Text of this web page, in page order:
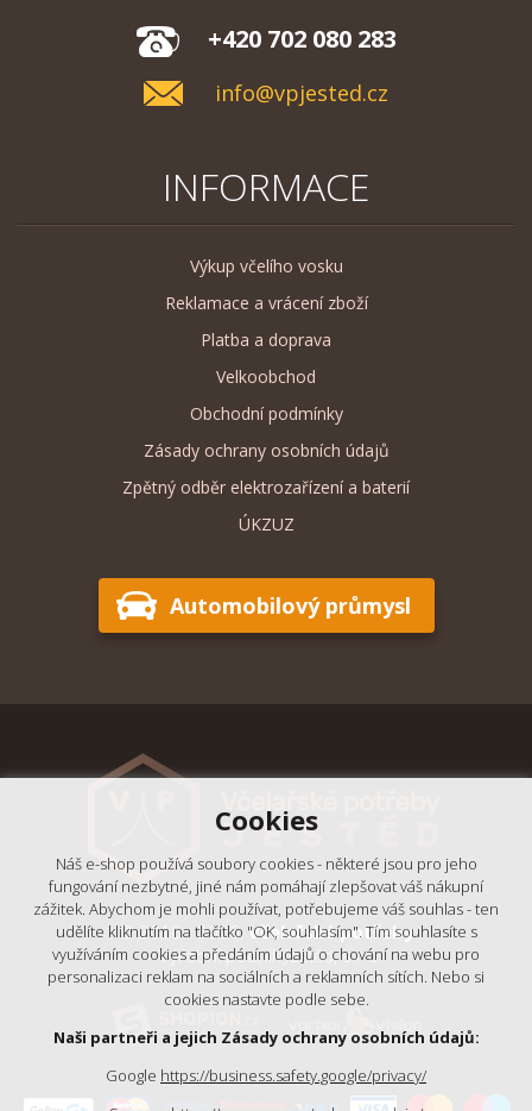
+420 702 080 283
info@vpjested.cz
INFORMACE
Výkup včelího vosku
Reklamace a vrácení zboží
Platba a doprava
Velkoobchod
Obchodní podmínky
Zásady ochrany osobních údajů
Zpětný odběr elektrozařízení a baterií
ÚKZUZ
Automobilový průmysl
© 2018 - 2026, Včelařské potřeby
- Výrobní podnik Ještěd, s.r.o.
Cookies
Náš e-shop používá soubory cookies - některé jsou pro jeho
fungování nezbytné, jiné nám pomáhají zlepšovat váš nákupní
zážitek. Abychom je mohli používat, potřebujeme váš souhlas - ten
udělíte kliknutím na tlačítko "OK, souhlasím". Tím souhlasíte s
využíváním cookies a předáním údajů o chování na webu pro
personalizaci reklam na sociálních a reklamních sítích. Nebo si
cookies nastavte podle sebe.
Naši partneři a jejich Zásady ochrany osobních údajů:
Google https://business.safety.google/privacy/